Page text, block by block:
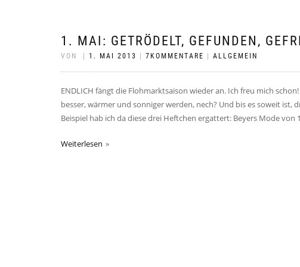
1. MAI: GETRÖDELT, GEFUNDEN,
VON 1. MAI 2013 7KOMMENTARE ALLGEMEIN
ENDLICH fängt die Flohmarktsaison wieder an. Ich freu mich
besser, wärmer und sonniger werden, nech? Und bis es soweit ist,
Beispiel hab ich da diese drei Heftchen ergattert: Beyers Mode von
Weiterlesen